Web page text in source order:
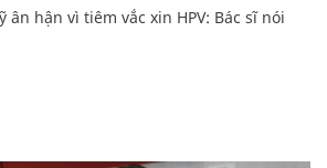
hận vì tiêm vắc xin HPV: Bác sĩ nói